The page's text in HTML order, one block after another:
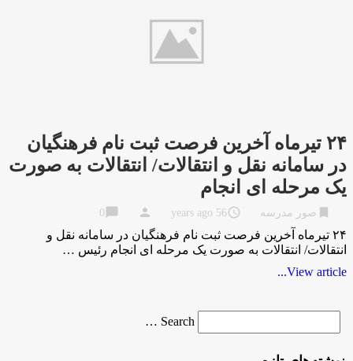
۲۴ تیرماه آخرین فرصت ثبت نام فرهنگیان
در سامانه نقل و انتقالات/ انتقالات به صورت
یک مرحله ای انجام
صور مدرسه access_time
56 years ago
person
chat_bubble
۲۴ تیرماه آخرین فرصت ثبت نام فرهنگیان در سامانه نقل و
انتقالات/ انتقالات به صورت یک مرحله ای انجام رئیس …
View article...
for
Search …